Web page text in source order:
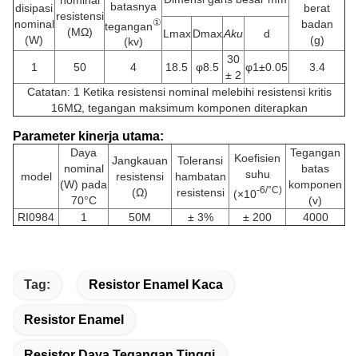
disipasi
nominal
(W)
resistensi
(MΩ)
batasnya
tegangan①
(kv)
berat
badan
(g)
Lmax DmaxAku d
1 50 4 18.5 φ8.5
30
± 2
φ1±0.05
3.4
Catatan: 1 Ketika resistensi nominal melebihi resistensi kritis
16MΩ, tegangan maksimum komponen diterapkan
Parameter kinerja utama:
model
Daya
nominal
(W) pada
70°C
Jangkauan
resistensi
(Ω)
Toleransi
hambatan
resistensi
Koefisien
suhu
(×10-6/°C)
Tegangan
batas
komponen
(v)
RI0984
1 50M ± 3% ± 200 4000
Tag: Resistor Enamel Kaca
Resistor Enamel